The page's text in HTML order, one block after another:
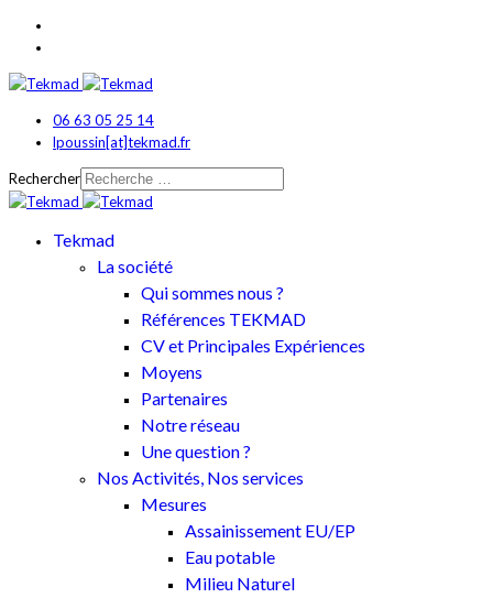
06 63 05 25 14
lpoussin[at]tekmad.fr
Rechercher
Tekmad
La société
Qui sommes nous ?
Références TEKMAD
CV et Principales Expériences
Moyens
Partenaires
Notre réseau
Une question ?
Nos Activités, Nos services
Mesures
Assainissement EU/EP
Eau potable
Milieu Naturel